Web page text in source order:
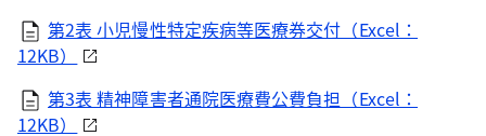
第2表 小児慢性特定疾病等医療券交付（Excel：
12KB）
第3表 精神障害者通院医療費公費負担（Excel：
12KB）